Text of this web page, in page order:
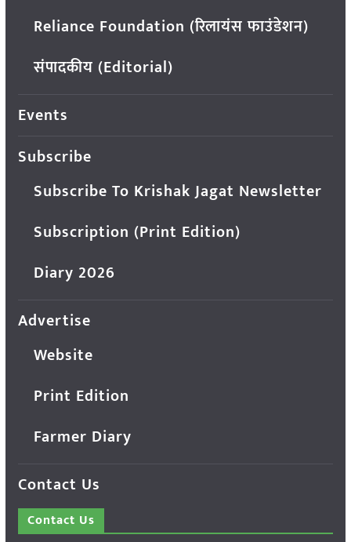
Reliance Foundation (रिलायंस फाउंडेशन)
संपादकीय (Editorial)
Events
Subscribe
Subscribe To Krishak Jagat Newsletter
Subscription (Print Edition)
Diary 2026
Advertise
Website
Print Edition
Farmer Diary
Contact Us
Contact Us